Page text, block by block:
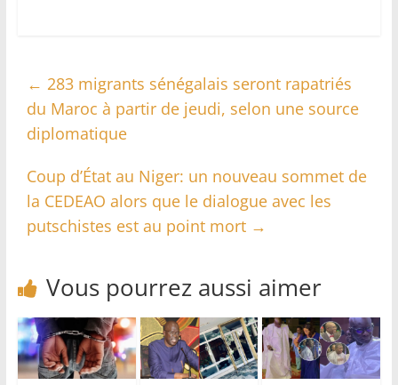
← 283 migrants sénégalais seront rapatriés
du Maroc à partir de jeudi, selon une source
diplomatique
Coup d’État au Niger: un nouveau sommet de
la CEDEAO alors que le dialogue avec les
putschistes est au point mort →
Vous pourrez aussi aimer